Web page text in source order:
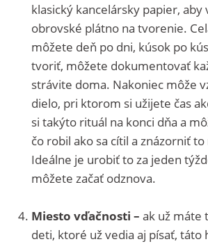
klasický kancelársky papier, aby
obrovské plátno na tvorenie.
môžete deň po dni, kúsok po
tvoriť, môžete dokumentovať
strávite doma. Nakoniec môže
dielo, pri ktorom si užijete čas
si takýto rituál na konci dňa a
čo robil ako sa cítil a znázorniť to
Ideálne je urobiť to za jeden
môžete začať odznova.
Miesto vďačnosti – ak už máte
deti, ktoré už vedia aj písať, táto